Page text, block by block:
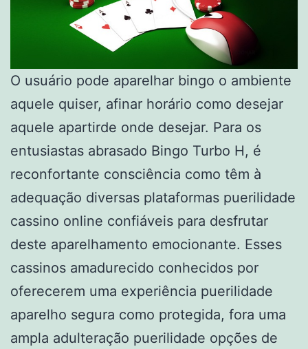
O usuário pode aparelhar bingo o ambiente
aquele quiser, afinar horário como desejar
aquele apartirde onde desejar. Para os
entusiastas abrasado Bingo Turbo H, é
reconfortante consciência como têm à
adequação diversas plataformas puerilidade
cassino online confiáveis para desfrutar
deste aparelhamento emocionante. Esses
cassinos amadurecido conhecidos por
oferecerem uma experiência puerilidade
aparelho segura como protegida, fora uma
ampla adulteração puerilidade opções de